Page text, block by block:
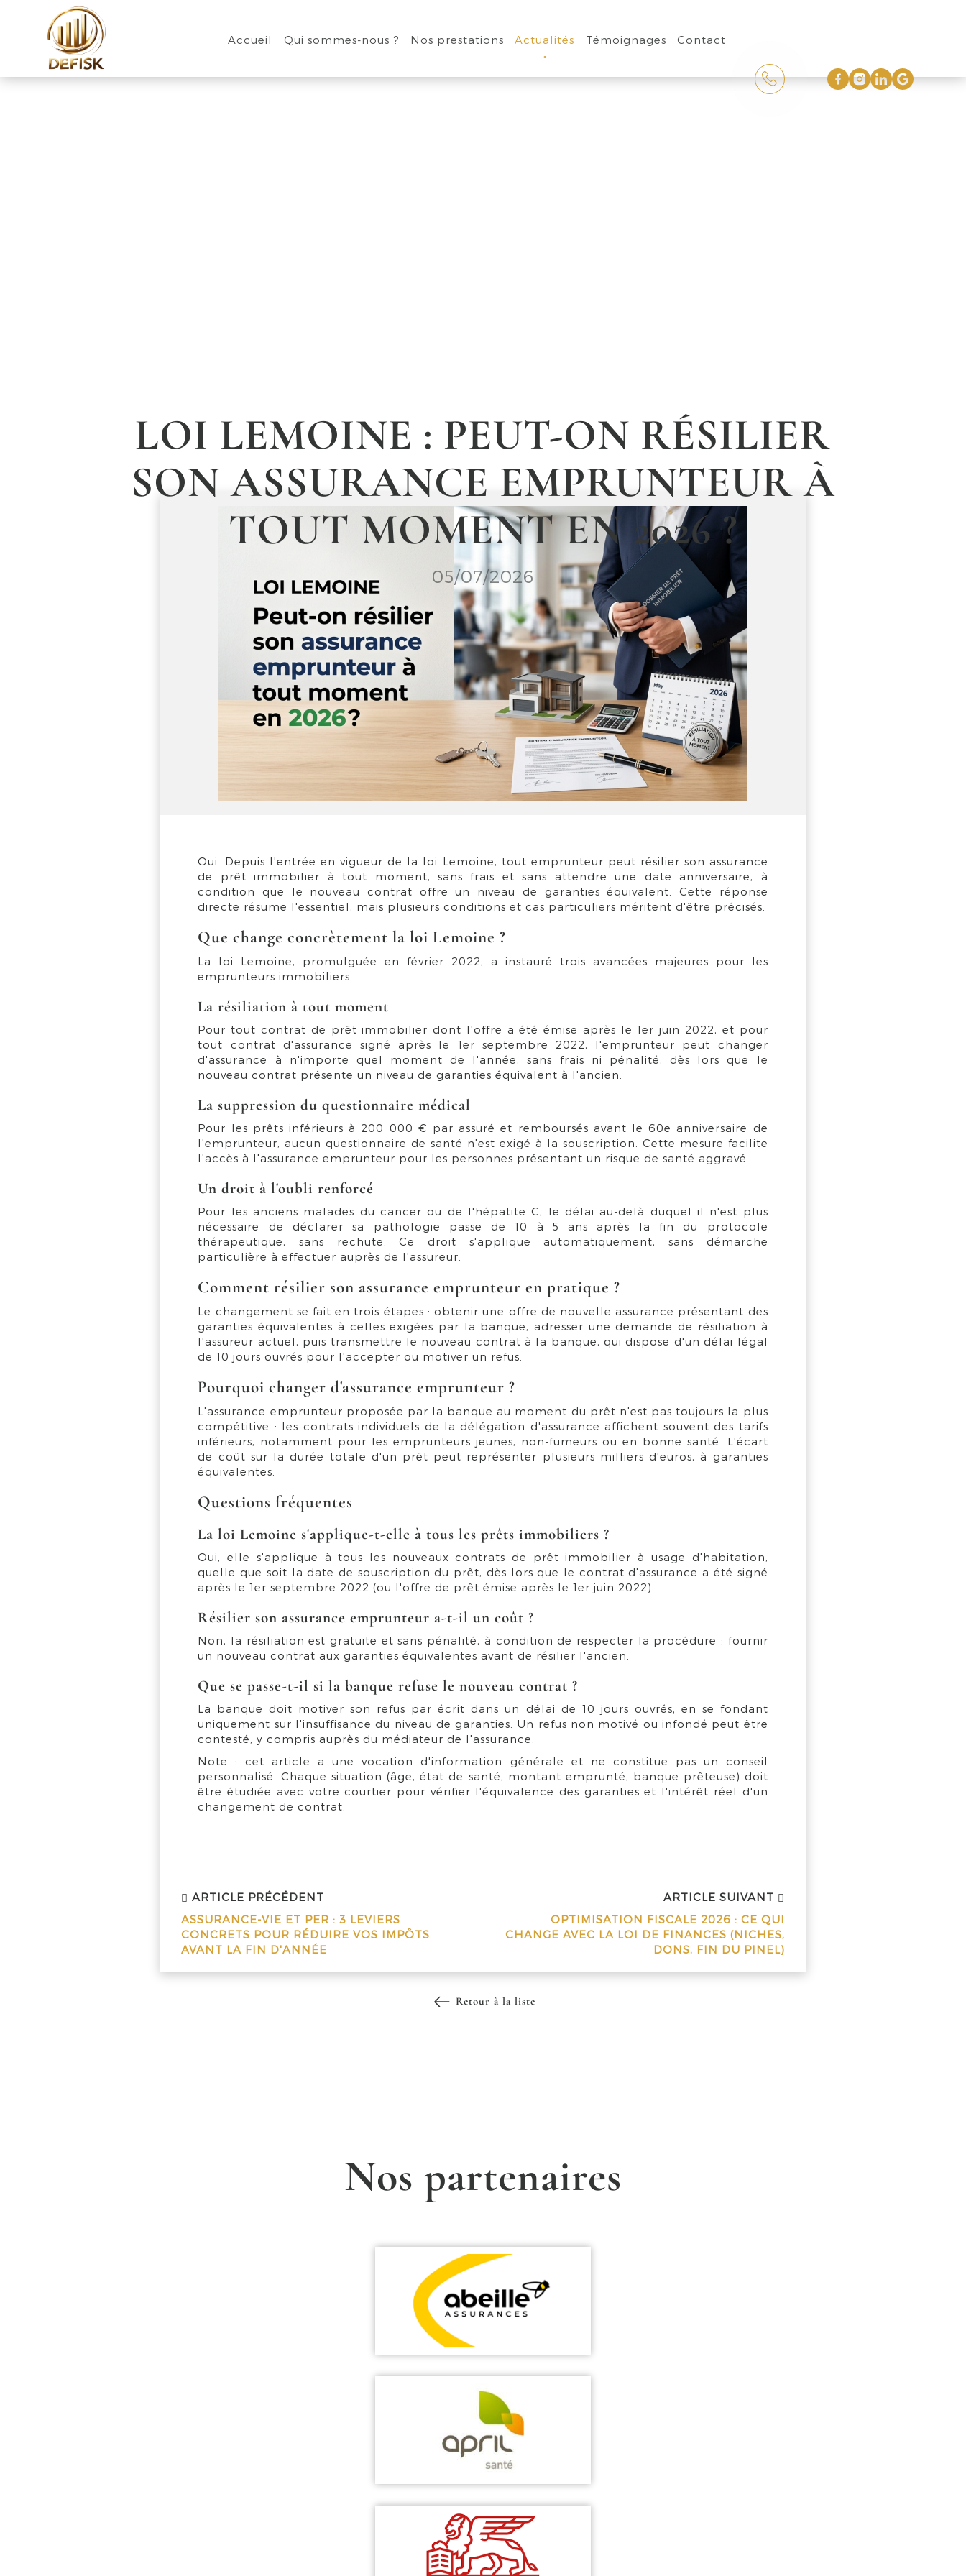
Accueil Qui sommes-nous ? Nos prestations Actualités Témoignages Contact
LOI LEMOINE : PEUT-ON RÉSILIER
SON ASSURANCE EMPRUNTEUR À
TOUT MOMENT EN 2026 ?
05/07/2026
Oui. Depuis l'entrée en vigueur de la loi Lemoine, tout emprunteur peut résilier son assurance
de prêt immobilier à tout moment, sans frais et sans attendre une date anniversaire, à
condition que le nouveau contrat offre un niveau de garanties équivalent. Cette réponse
directe résume l'essentiel, mais plusieurs conditions et cas particuliers méritent d'être précisés.
Que change concrètement la loi Lemoine ?
La loi Lemoine, promulguée en février 2022, a instauré trois avancées majeures pour les
emprunteurs immobiliers.
La résiliation à tout moment
Pour tout contrat de prêt immobilier dont l'offre a été émise après le 1er juin 2022, et pour
tout contrat d'assurance signé après le 1er septembre 2022, l'emprunteur peut changer
d'assurance à n'importe quel moment de l'année, sans frais ni pénalité, dès lors que le
nouveau contrat présente un niveau de garanties équivalent à l'ancien.
La suppression du questionnaire médical
Pour les prêts inférieurs à 200 000 € par assuré et remboursés avant le 60e anniversaire de
l'emprunteur, aucun questionnaire de santé n'est exigé à la souscription. Cette mesure facilite
l'accès à l'assurance emprunteur pour les personnes présentant un risque de santé aggravé.
Un droit à l'oubli renforcé
Pour les anciens malades du cancer ou de l'hépatite C, le délai au-delà duquel il n'est plus
nécessaire de déclarer sa pathologie passe de 10 à 5 ans après la fin du protocole
thérapeutique, sans rechute. Ce droit s'applique automatiquement, sans démarche
particulière à effectuer auprès de l'assureur.
Comment résilier son assurance emprunteur en pratique ?
Le changement se fait en trois étapes : obtenir une offre de nouvelle assurance présentant des
garanties équivalentes à celles exigées par la banque, adresser une demande de résiliation à
l'assureur actuel, puis transmettre le nouveau contrat à la banque, qui dispose d'un délai légal
de 10 jours ouvrés pour l'accepter ou motiver un refus.
Pourquoi changer d'assurance emprunteur ?
L'assurance emprunteur proposée par la banque au moment du prêt n'est pas toujours la plus
compétitive : les contrats individuels de la délégation d'assurance affichent souvent des tarifs
inférieurs, notamment pour les emprunteurs jeunes, non-fumeurs ou en bonne santé. L'écart
de coût sur la durée totale d'un prêt peut représenter plusieurs milliers d'euros, à garanties
équivalentes.
Questions fréquentes
La loi Lemoine s'applique-t-elle à tous les prêts immobiliers ?
Oui, elle s'applique à tous les nouveaux contrats de prêt immobilier à usage d'habitation,
quelle que soit la date de souscription du prêt, dès lors que le contrat d'assurance a été signé
après le 1er septembre 2022 (ou l'offre de prêt émise après le 1er juin 2022).
Résilier son assurance emprunteur a-t-il un coût ?
Non, la résiliation est gratuite et sans pénalité, à condition de respecter la procédure : fournir
un nouveau contrat aux garanties équivalentes avant de résilier l'ancien.
Que se passe-t-il si la banque refuse le nouveau contrat ?
La banque doit motiver son refus par écrit dans un délai de 10 jours ouvrés, en se fondant
uniquement sur l'insuffisance du niveau de garanties. Un refus non motivé ou infondé peut être
contesté, y compris auprès du médiateur de l'assurance.
Note : cet article a une vocation d'information générale et ne constitue pas un conseil
personnalisé. Chaque situation (âge, état de santé, montant emprunté, banque prêteuse) doit
être étudiée avec votre courtier pour vérifier l'équivalence des garanties et l'intérêt réel d'un
changement de contrat.
ARTICLE PRÉCÉDENT
ASSURANCE-VIE ET PER : 3 LEVIERS
CONCRETS POUR RÉDUIRE VOS IMPÔTS
AVANT LA FIN D'ANNÉE
ARTICLE SUIVANT
OPTIMISATION FISCALE 2026 : CE QUI
CHANGE AVEC LA LOI DE FINANCES (NICHES,
DONS, FIN DU PINEL)
Retour à la liste
Nos partenaires